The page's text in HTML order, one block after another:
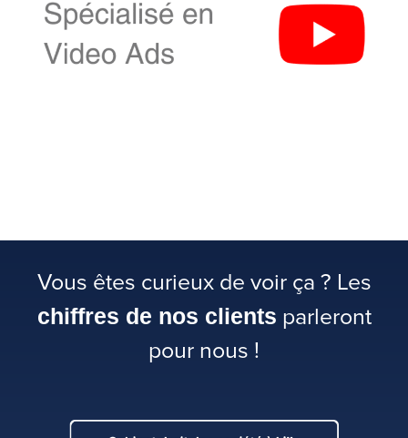
Vous êtes curieux de voir ça ? Les
chiffres de nos clients parleront
pour nous !